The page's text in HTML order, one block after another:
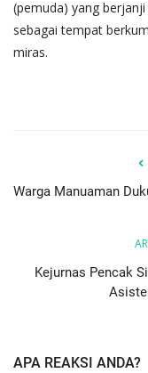
(pemuda) yang
sebagai tempat
miras.
Warga Manuaman
Kejurnas Pencak
APA REAKSI ANDA?